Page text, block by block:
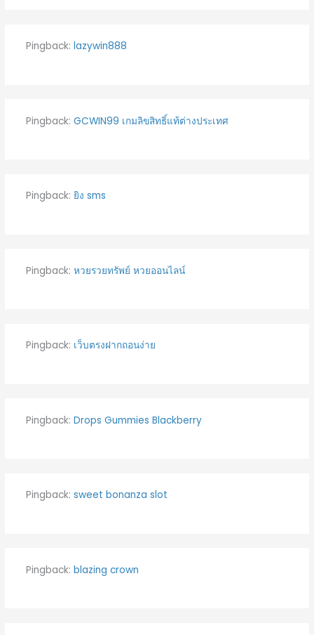
Pingback: lazywin888
Pingback: GCWIN99 เกมลิขสิทธิ์แท้ต่างประเทศ
Pingback: ยิง sms
Pingback: หวยรวยทรัพย์ หวยออนไลน์
Pingback: เว็บตรงฝากถอนง่าย
Pingback: Drops Gummies Blackberry
Pingback: sweet bonanza slot
Pingback: blazing crown